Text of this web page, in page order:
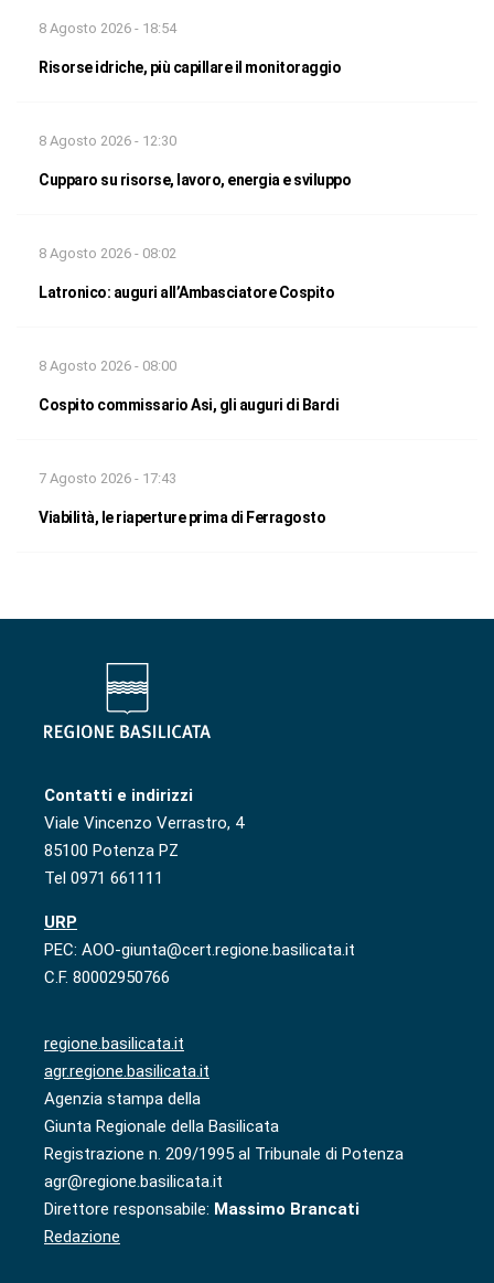
8 Agosto 2026 - 18:54
Risorse idriche, più capillare il monitoraggio
8 Agosto 2026 - 12:30
Cupparo su risorse, lavoro, energia e sviluppo
8 Agosto 2026 - 08:02
Latronico: auguri all’Ambasciatore Cospito
8 Agosto 2026 - 08:00
Cospito commissario Asi, gli auguri di Bardi
7 Agosto 2026 - 17:43
Viabilità, le riaperture prima di Ferragosto
Contatti e indirizzi
Viale Vincenzo Verrastro, 4
85100 Potenza PZ
Tel 0971 661111
URP
PEC: AOO-giunta@cert.regione.basilicata.it
C.F. 80002950766
regione.basilicata.it
agr.regione.basilicata.it
Agenzia stampa della
Giunta Regionale della Basilicata
Registrazione n. 209/1995 al Tribunale di Potenza
agr@regione.basilicata.it
Direttore responsabile: Massimo Brancati
Redazione